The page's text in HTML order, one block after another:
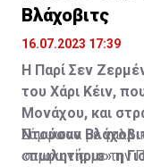
Βλάχοβιτς
16.07.2023 17:39
Η Παρί Σεν
του Χάρι Κέιν,
Μονάχου, και
Ντούσαν
«πωλητήριο» η
Σύμφωνα με
συμφωνία με την